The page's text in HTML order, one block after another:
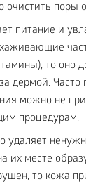
очистить поры
питание и
то оно
дермой. Часто
можно не
процедурам.
удаляет
их месте
то кожа